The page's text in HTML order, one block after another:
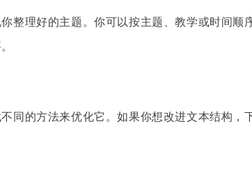
整理好的主题。你可以按主题、教学或时间
同的方法来优化它。如果你想改进文本结构，